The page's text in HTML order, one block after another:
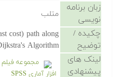
زبان برنامه
نویسی
متلب
چکیده /
توضیح
cost) path along
Algorithm
لینک های
پیشنهادی
مجموعه
افزار آماری SPSS